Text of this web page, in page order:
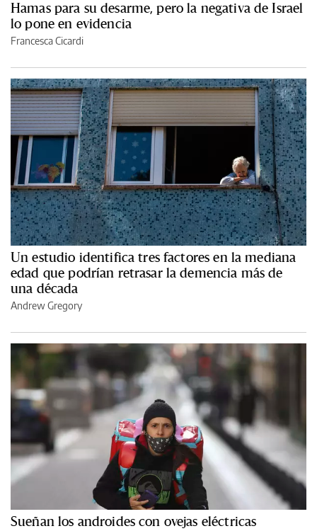
Hamas para su desarme, pero la negativa de Israel
lo pone en evidencia
Francesca Cicardi
Un estudio identifica tres factores en la mediana
edad que podrían retrasar la demencia más de
una década
Andrew Gregory
Sueñan los androides con ovejas eléctricas